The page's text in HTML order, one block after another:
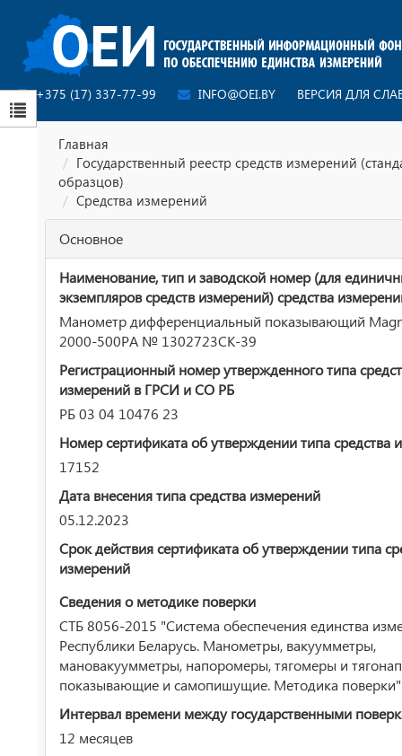
+375 (17) 337-77-99 INFO@OEI.BY ВЕРСИЯ ДЛЯ
Главная
Государственный реестр средств измерений
образцов)
Средства измерений
Основное
Наименование, тип и заводской номер (для
экземпляров средств измерений) средства
Манометр дифференциальный показывающий
2000-500PA № 1302723СК-39
Регистрационный номер утвержденного типа
измерений в ГРСИ и СО РБ
РБ 03 04 10476 23
Номер сертификата об утверждении типа средства
17152
Дата внесения типа средства измерений
05.12.2023
Срок действия сертификата об утверждении типа
измерений
Сведения о методике поверки
СТБ 8056-2015 "Система обеспечения единства
Республики Беларусь. Манометры, вакуумметры,
мановакуумметры, напоромеры, тягомеры и
показывающие и самопишущие. Методика поверки"
Интервал времени между государственными
12 месяцев